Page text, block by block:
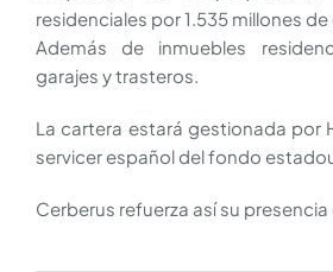
residenciales por 1.535 millones de
Además de inmuebles
garajes y trasteros.
La cartera estará gestionada por
servicer español del fondo
Cerberus refuerza así su presencia